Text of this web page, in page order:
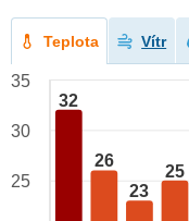
Teplota Vítr
32
26
23
25
35
30
25